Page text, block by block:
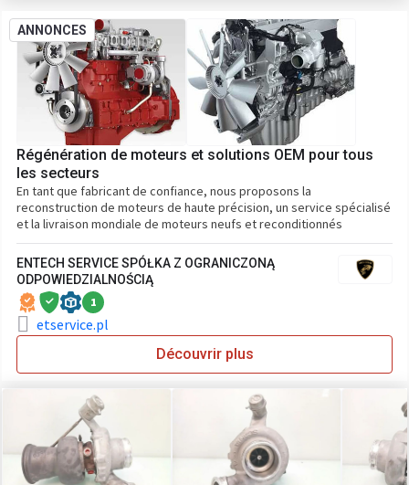
ANNONCES
Régénération de moteurs et solutions OEM pour tous
les secteurs
En tant que fabricant de confiance, nous proposons la
reconstruction de moteurs de haute précision, un service spécialisé
et la livraison mondiale de moteurs neufs et reconditionnés
ENTECH SERVICE SPÓŁKA Z OGRANICZONĄ
ODPOWIEDZIALNOŚCIĄ
1
etservice.pl
Découvrir plus